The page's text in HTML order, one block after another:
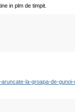
in plm de timpit.
la-groapa-de-